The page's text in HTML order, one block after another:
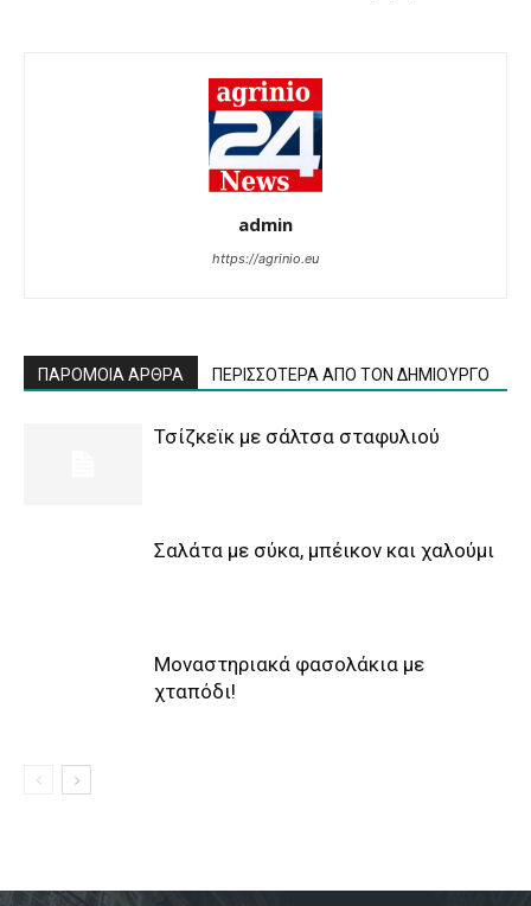
admin
https://agrinio.eu
ΠΑΡΟΜΟΙΑ ΑΡΘΡΑ ΠΕΡΙΣΣΟΤΕΡΑ ΑΠΟ ΤΟΝ ΔΗΜΙΟΥΡΓΟ
Τσίζκεϊκ με σάλτσα σταφυλιού
Σαλάτα με σύκα, μπέικον και χαλούμι
Μοναστηριακά φασολάκια με
χταπόδι!